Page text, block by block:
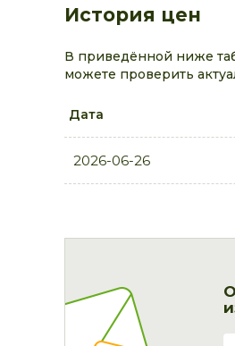
История цен
В приведённой ниже
можете проверить
Дата
2026-06-26